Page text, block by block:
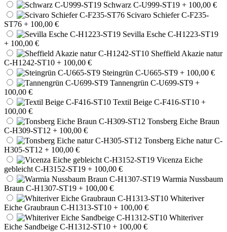
Schwarz C-U999-ST19 + 100,00 €
Scivaro Schiefer C-F235-
ST76 + 100,00 €
Sevilla Esche C-H1223-ST19
+ 100,00 €
Sheffield Akazie natur
C-H1242-ST10 + 100,00 €
Steingrün C-U665-ST9 + 100,00 €
Tannengrün C-U699-ST9 +
100,00 €
Textil Beige C-F416-ST10 +
100,00 €
Tonsberg Eiche Braun
C-H309-ST12 + 100,00 €
Tonsberg Eiche natur C-
H305-ST12 + 100,00 €
Vicenza Eiche
gebleicht C-H3152-ST19 + 100,00 €
Warmia Nussbaum
Braun C-H1307-ST19 + 100,00 €
Whiteriver
Eiche Graubraun C-H1313-ST10 + 100,00 €
Whiteriver
Eiche Sandbeige C-H1312-ST10 + 100,00 €